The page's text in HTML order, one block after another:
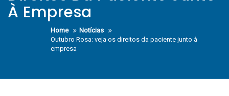
À Empresa
Home
Notícias
Outubro Rosa: veja os direitos da paciente junto à
empresa